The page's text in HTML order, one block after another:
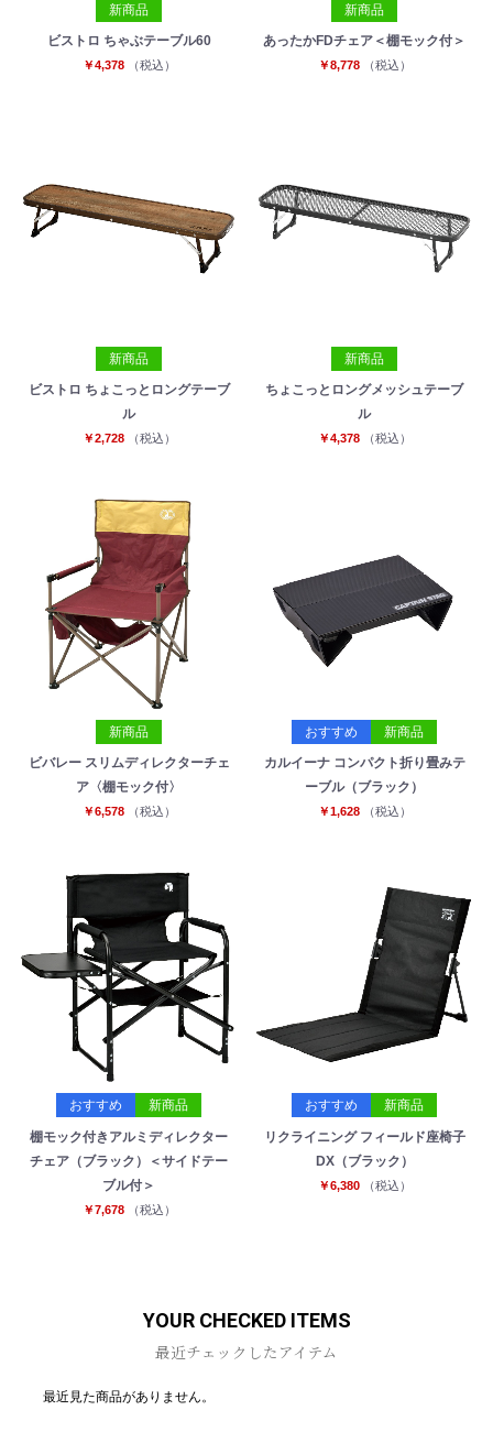
新商品
ビストロ ちゃぶテーブル60
￥4,378 （税込）
新商品
あったかFDチェア＜棚モック付＞
￥8,778 （税込）
新商品
ビストロ ちょこっとロングテーブ
ル
￥2,728 （税込）
新商品
ちょこっとロングメッシュテーブ
ル
￥4,378 （税込）
新商品
ビバレー スリムディレクターチェ
ア〈棚モック付〉
￥6,578 （税込）
おすすめ 新商品
カルイーナ コンパクト折り畳みテ
ーブル（ブラック）
￥1,628 （税込）
おすすめ 新商品
棚モック付きアルミディレクター
チェア（ブラック）＜サイドテー
ブル付＞
￥7,678 （税込）
おすすめ 新商品
リクライニング フィールド座椅子
DX（ブラック）
￥6,380 （税込）
お買い物を続ける カートへ進む
YOUR CHECKED ITEMS
最近チェックしたアイテム
最近見た商品がありません。